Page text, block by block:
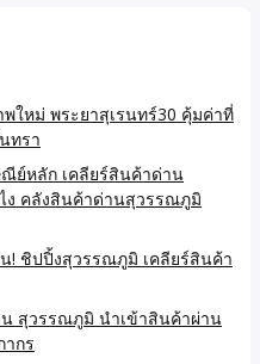
ใหม่ พระยาสุเรนทร์30 คุ้มค่าที่
ทรา
ย์หลัก เคลียร์สินค้าด่าน
คลังสินค้าด่านสุวรรณภูมิ
! ชิปปิ้งสุวรรณภูมิ เคลียร์สินค้า
สุวรรณภูมิ นำเข้าสินค้าผ่าน
กร